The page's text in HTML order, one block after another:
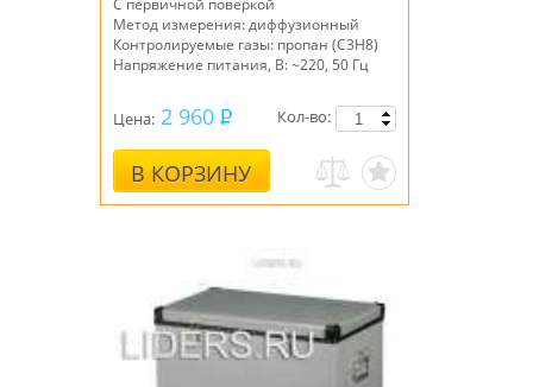
С первичной поверкой
Метод измерения: диффузионный
Контролируемые газы: пропан (C3H8)
Напряжение питания, В: ~220, 50 Гц
Цена: 2 960
В КОРЗИНУ
Кол-во: